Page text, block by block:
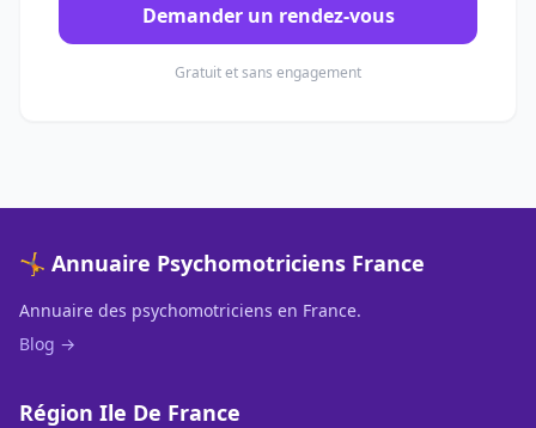
Demander un rendez-vous
Gratuit et sans engagement
🤸 Annuaire Psychomotriciens France
Annuaire des psychomotriciens en France.
Blog →
Région Ile De France